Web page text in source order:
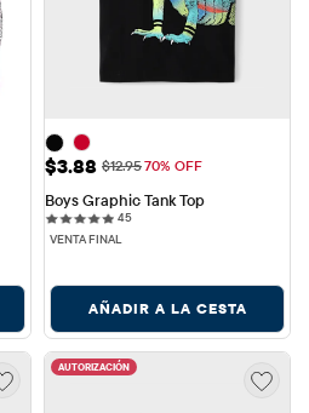
Precio de venta: $3.88
$3.88
Boys Graphic Tank Top
4545 reviews
VENTA FINAL
AÑADIR A LA CESTA
AUTORIZACIÓN